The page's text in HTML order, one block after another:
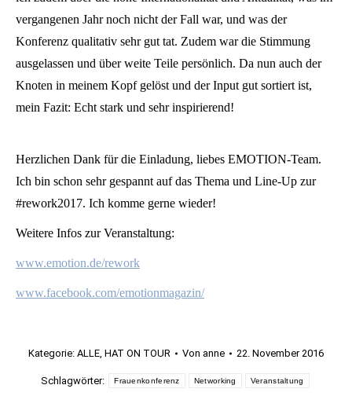
vergangenen Jahr noch nicht der Fall war, und was der
Konferenz qualitativ sehr gut tat. Zudem war die Stimmung
ausgelassen und über weite Teile persönlich. Da nun auch der
Knoten in meinem Kopf gelöst und der Input gut sortiert ist,
mein Fazit: Echt stark und sehr inspirierend!
Herzlichen Dank für die Einladung, liebes EMOTION-Team.
Ich bin schon sehr gespannt auf das Thema und Line-Up zur
#rework2017. Ich komme gerne wieder!
Weitere Infos zur Veranstaltung:
www.emotion.de/rework
www.facebook.com/emotionmagazin/
Kategorie: ALLE, HAT ON TOUR Von anne 22. November 2016
Schlagwörter: Frauenkonferenz Networking Veranstaltung